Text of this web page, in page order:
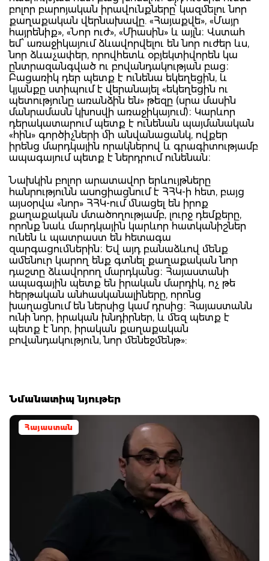
բոլոր բարոյական իրավունքները՝ կազմելու նոր
քաղաքական վերնախավը. «Հայաքվե», «Մայր
հայրենիք», «Նոր ուժ», «Միասին» և այլն։ Վստահ
եմ՝ առաջիկայում ձևավորվելու են նոր ուժեր ևս,
նոր ձևաչափեր, որովհետև օբյեկտիվորեն կա
ընտրազանգված ու բովանդակության բաց։
Բացառիկ դեր պետք է ունենա եկեղեցին, և
կյանքը ստիպում է վերանայել «եկեղեցին ու
պետությունը առանձին են» թեզը (սրա մասին
մանրամասն կխոսվի առաջիկայում)։ Կարևոր
դերակատարում պետք է ունենան պայմանական
«հին» գործիչների մի անվանացանկ, ովքեր
իրենց մարդկային որակներով և գրագիտությամբ
ապագայում պետք է ներդրում ունենան։
Նախկին բոլոր արատավոր երևույթները
հանրությունն ասոցիացնում է ՀՀԿ-ի հետ, բայց
այսօրվա «նոր» ՀՀԿ-ում մնացել են իրոք
քաղաքական մտածողությամբ, լուրջ դեմքերը,
որոնք նաև մարդկային կարևոր հատկանիշներ
ունեն և պատրաստ են հետագա
զարգացումներին։ Եվ այդ բանաձևով մենք
ամենուր կարող ենք գտնել քաղաքական նոր
դաշտը ձևավորող մարդկանց։ Հայաստանի
ապագային պետք են իրական մարդիկ, ոչ թե
հերթական անհասկանալիները, որոնց
խաղացնում են ներսից կամ դրսից։ Հայաստանն
ունի նոր, իրական խնդիրներ, և մեզ պետք է
պետք է նոր, իրական քաղաքական
բովանդակություն, նոր մենեջմենթ»:
Նմանատիպ նյութեր
Հայաստան